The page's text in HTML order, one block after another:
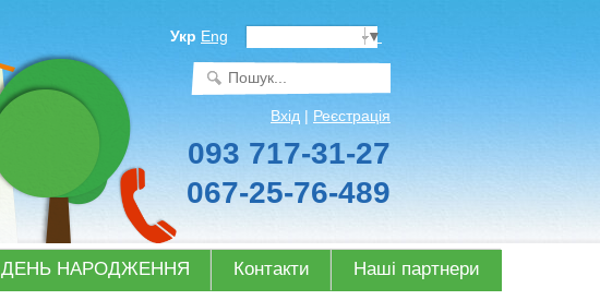
Укр Eng Select Language▼
Вхід | Реєстрація
093 717-31-27
067-25-76-489
ДЕНЬ НАРОДЖЕННЯ Контакти Наші партнери